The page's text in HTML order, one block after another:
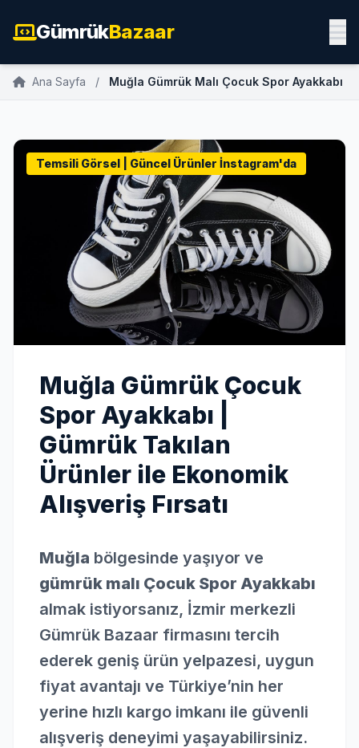
GümrükBazaar
Ana Sayfa / Muğla Gümrük Malı Çocuk Spor Ayakkabı
Temsili Görsel | Güncel Ürünler İnstagram'da
Muğla Gümrük Çocuk
Spor Ayakkabı |
Gümrük Takılan
Ürünler ile Ekonomik
Alışveriş Fırsatı
Muğla bölgesinde yaşıyor ve
gümrük malı Çocuk Spor Ayakkabı
almak istiyorsanız, İzmir merkezli
Gümrük Bazaar firmasını tercih
ederek geniş ürün yelpazesi, uygun
fiyat avantajı ve Türkiye’nin her
yerine hızlı kargo imkanı ile güvenli
alışveriş deneyimi yaşayabilirsiniz.